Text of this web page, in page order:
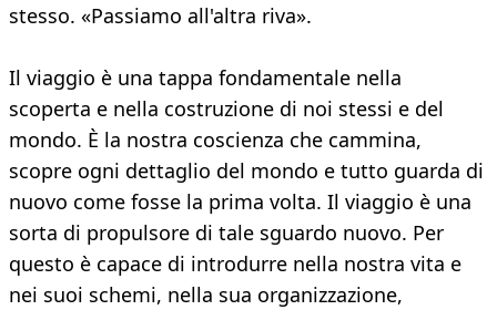
stesso. «Passiamo all'altra riva».
Il viaggio è una tappa fondamentale nella
scoperta e nella costruzione di noi stessi e del
mondo. È la nostra coscienza che cammina,
scopre ogni dettaglio del mondo e tutto guarda di
nuovo come fosse la prima volta. Il viaggio è una
sorta di propulsore di tale sguardo nuovo. Per
questo è capace di introdurre nella nostra vita e
nei suoi schemi, nella sua organizzazione,